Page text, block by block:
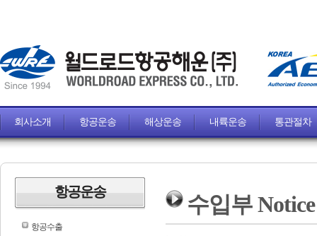
회사소개 항공운송 해상운송 내륙운송 통관절차
항공운송
항공수출
수입부 Notice